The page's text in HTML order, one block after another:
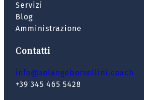
Servizi
Blog
Amministrazione
Contatti
info@solangeborsellini.coach
+39 345 465 5428